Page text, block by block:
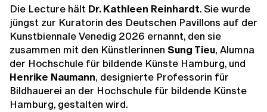
Die Lecture hält Dr. Kathleen Reinhardt. Sie wurde
jüngst zur Kuratorin des Deutschen Pavillons auf der
Kunstbiennale Venedig 2026 ernannt, den sie
zusammen mit den Künstlerinnen Sung Tieu, Alumna
der Hochschule für bildende Künste Hamburg, und
Henrike Naumann, designierte Professorin für
Bildhauerei an der Hochschule für bildende Künste
Hamburg, gestalten wird.